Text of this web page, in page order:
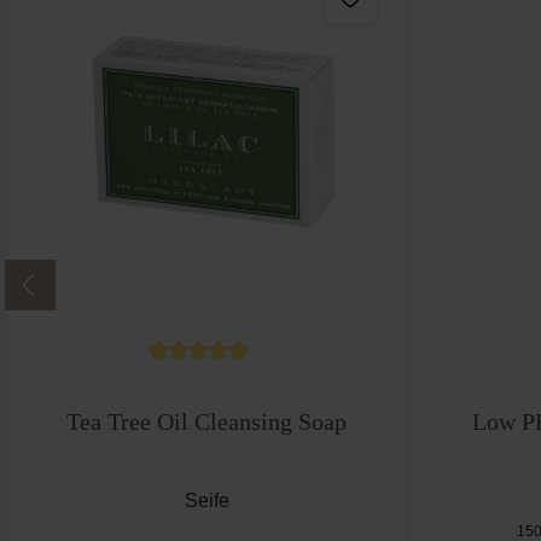
Tea Tree Oil Cleansing Soap
Seife
Low